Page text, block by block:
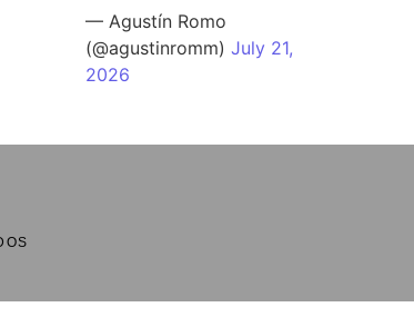
— Agustín Romo
(@agustinromm)July 21,
2026